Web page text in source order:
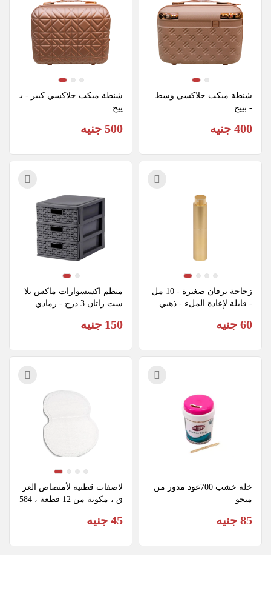
- بييج
400 جنيه
شنطة ميكب جلاكسي كبير - ب
ييج
500 جنيه
- قابلة لإعادة الملء - ذهبي
60 جنيه
منظم اكسسوارات ماكس بلا
ست راتان 3 درج - رمادي
150 جنيه
ميجو
85 جنيه
لاصقات قطنية لأمتصاص العر
ق ، مكونة من 12 قطعة ، 584
45 جنيه